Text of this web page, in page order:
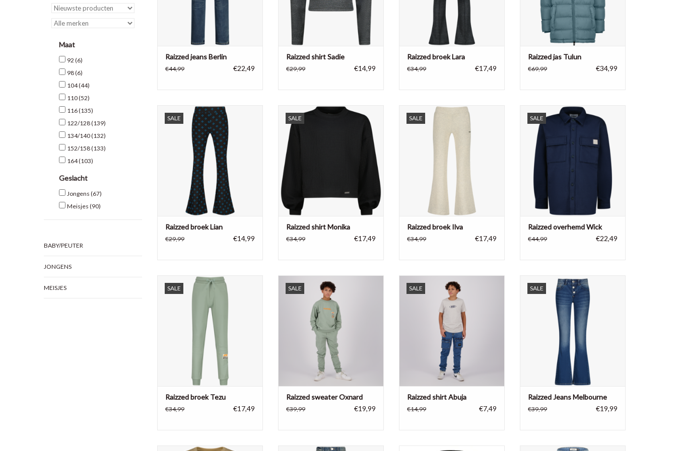
Maat
92 (6)
98(6)
104(44)
110(52)
116(135)
122/128(139)
134/140(132)
152/158(133)
164(103)
Geslacht
Jongens (67)
Meisjes (90)
BABY/PEUTER
JONGENS
MEISJES
Raizzed jeans Berlin
€44,99 €22,49
Raizzed shirt Sadie
€29,99 €14,99
Raizzed broek Lara
€34,99 €17,49
Raizzed jas Tulun
€69,99 €34,99
SALE
Raizzed meisjes broek, flared
92% polyester
8% elastane
TOEVOEGEN AAN WINKELWAGEN
Raizzed broek Lian
€29,99 €14,99
SALE
Raizzed meisjes shirt Monika,
97% polyester, 3% elastane
TOEVOEGEN AAN WINKELWAGEN
Raizzed shirt Monika
€34,99 €17,49
SALE
Raizzed meisjes broek, flared dune
93% katoen, 2% polyester 5%
elastane
TOEVOEGEN AAN WINKELWAGEN
Raizzed broek Ilva
€34,99 €17,49
SALE
Raizzed jongens overhemd Wick,
dark blue
TOEVOEGEN AAN WINKELWAGEN
Raizzed overhemd Wick
€44,99 €22,49
SALE
Raizzed jongens joggingbroek Tezu,
TOEVOEGEN AAN WINKELWAGEN
Raizzed broek Tezu
€34,99 €17,49
SALE
Raizzed jongens sweater Oxnard,
hedge green
TOEVOEGEN AAN WINKELWAGEN
Raizzed sweater Oxnard
€39,99 €19,99
SALE
Raizzed jongens shirt Abuja, misty
grey
TOEVOEGEN AAN WINKELWAGEN
Raizzed shirt Abuja
€14,99 €7,49
SALE
Raizzed Jeans Melbourne
TOEVOEGEN AAN WINKELWAGEN
Raizzed Jeans Melbourne
€39,99 €19,99